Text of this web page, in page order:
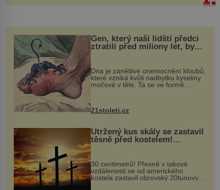
Gen, který naši lidští předci
ztratili před miliony let, by
mohl pomoci s léčbou
„nemoci králů“
Dna je zánětlivé onemocnění kloubů,
které vzniká kvůli nadbytku kyseliny
močové v těle. Ta se ve formě
nohou, a způsobuje bole...
21stoleti.cz
Utržený kus skály se zastavil
těsně před kostelem!
Ochránila ho boží síla?
30 centimetrů! Přesně v takové
vzdálenosti se od amerického
kostela zastavil obrovský 20tunový